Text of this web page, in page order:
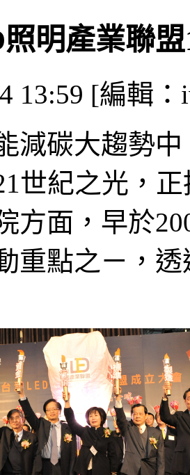
明產業聯
13:59 [編輯：
減碳大趨勢
世紀之光，
方面，早於
重點之ㄧ，